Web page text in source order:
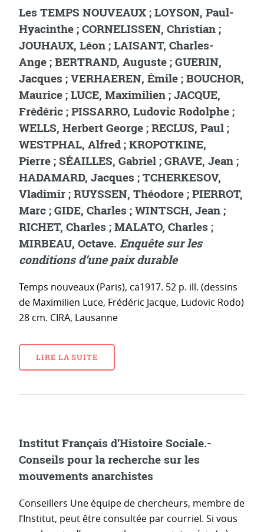
Les TEMPS NOUVEAUX ; LOYSON, Paul-
Hyacinthe ; CORNELISSEN, Christian ;
JOUHAUX, Léon ; LAISANT, Charles-
Ange ; BERTRAND, Auguste ; GUERIN,
Jacques ; VERHAEREN, Émile ; BOUCHOR,
Maurice ; LUCE, Maximilien ; JACQUE,
Frédéric ; PISSARRO, Ludovic Rodolphe ;
WELLS, Herbert George ; RECLUS, Paul ;
WESTPHAL, Alfred ; KROPOTKINE,
Pierre ; SÉAILLES, Gabriel ; GRAVE, Jean ;
HADAMARD, Jacques ; TCHERKESOV,
Vladimir ; RUYSSEN, Théodore ; PIERROT,
Marc ; GIDE, Charles ; WINTSCH, Jean ;
RICHET, Charles ; MALATO, Charles ;
MIRBEAU, Octave. Enquête sur les
conditions d’une paix durable
Temps nouveaux (Paris), ca1917. 52 p. ill. (dessins
de Maximilien Luce, Frédéric Jacque, Ludovic Rodo)
28 cm. CIRA, Lausanne
LIRE LA SUITE
Institut Français d’Histoire Sociale.-
Conseils pour la recherche sur les
mouvements anarchistes
Conseillers Une équipe de chercheurs, membre de
l’Institut, peut être consultée par courriel. Si vous